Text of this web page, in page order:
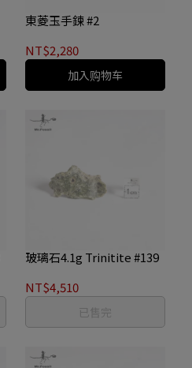
東菱玉手鍊 #2
NT$2,280
加入购物车
玻璃石4.1g Trinitite #139
NT$4,510
已售完